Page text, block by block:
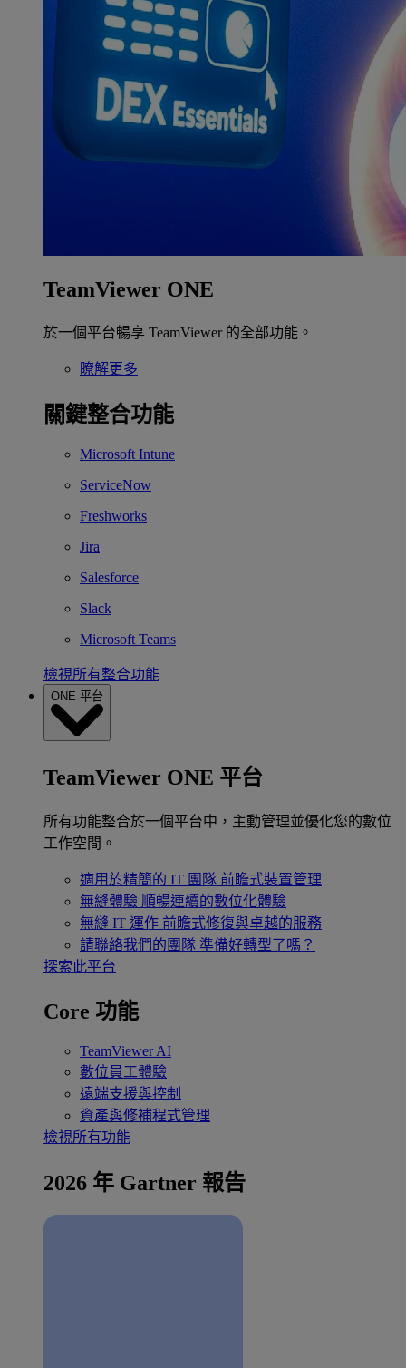
TeamViewer ONE
於一個平台暢享 TeamViewer 的全部功能。
瞭解更多
關鍵整合功能
Microsoft Intune
ServiceNow
Freshworks
Jira
Salesforce
Slack
Microsoft Teams
檢視所有整合功能
ONE 平台
TeamViewer ONE 平台
所有功能整合於一個平台中，主動管理並優化您的數位
工作空間。
適用於精簡的 IT 團隊 前瞻式裝置管理
無縫體驗 順暢連續的數位化體驗
無縫 IT 運作 前瞻式修復與卓越的服務
請聯絡我們的團隊 準備好轉型了嗎？
探索此平台
Core 功能
TeamViewer AI
數位員工體驗
遠端支援與控制
資產與修補程式管理
檢視所有功能
2026 年 Gartner 報告